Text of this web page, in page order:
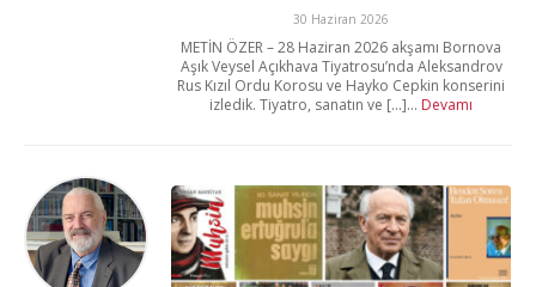
30 Haziran 2026
METİN ÖZER – 28 Haziran 2026 akşamı Bornova
Aşık Veysel Açıkhava Tiyatrosu’nda Aleksandrov
Rus Kızıl Ordu Korosu ve Hayko Cepkin konserini
izledik. Tiyatro, sanatın ve [...]... Devamı